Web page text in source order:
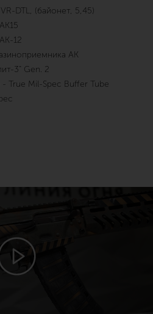
DTL, (байонет, 5,45)
12
АК
3" Gen. 2
True Mil-Spec Buffer Tube